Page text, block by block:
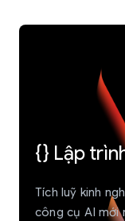
{} Lập
Tích luỹ kinh
công cụ AI mới